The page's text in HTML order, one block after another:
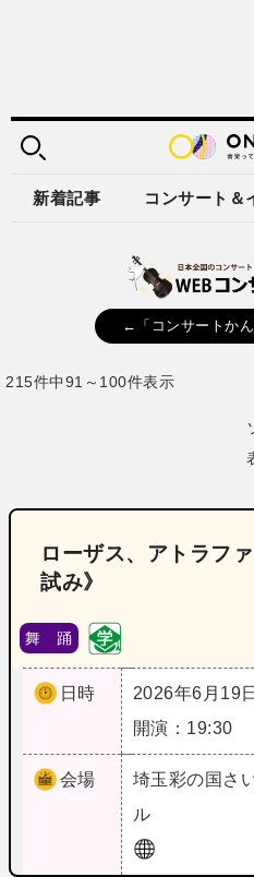
新着記事 コンサート＆
←「コンサートか
215件中91～100件表示
ローザス、アトラフ
試み》
舞 踊
日時
2026年6月19
開演：19:30
会場 埼玉彩の国さ
ル